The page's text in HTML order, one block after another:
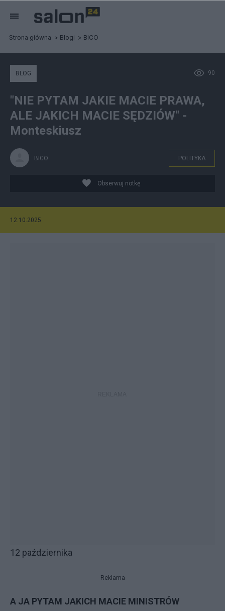
Strona główna Blogi BICO
90
BLOG
"NIE PYTAM JAKIE MACIE PRAWA,
ALE JAKICH MACIE SĘDZIÓW" -
Monteskiusz
BICO POLITYKA
Obserwuj notkę
12.10.2025
12 października
Reklama
A JA PYTAM JAKICH MACIE MINISTRÓW